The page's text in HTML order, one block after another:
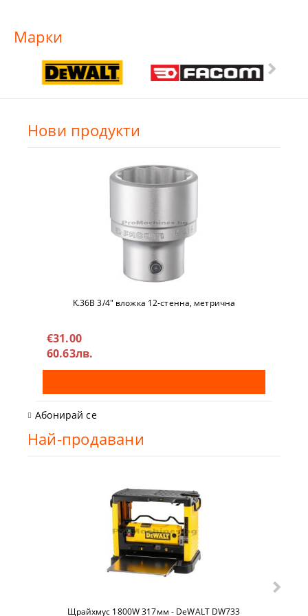
Марки
Нови продукти
K.36B 3/4" вложкa 12-стeннa, метричнa
€31.00
60.63лв.
Абонирай се
Най-продавани
Щрайхмус 1800W 317мм - DeWALT DW733